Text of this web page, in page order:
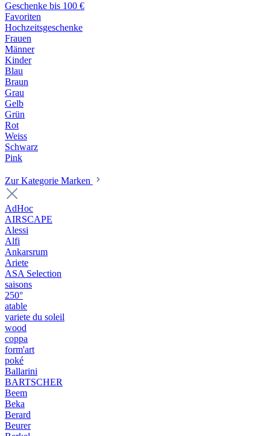
Geschenke bis 100 €
Favoriten
Hochzeitsgeschenke
Frauen
Männer
Kinder
Blau
Braun
Grau
Gelb
Grün
Rot
Weiss
Schwarz
Pink
Zur Kategorie Marken
AdHoc
AIRSCAPE
Alessi
Alfi
Ankarsrum
Ariete
ASA Selection
saisons
250°
atable
variete du soleil
wood
coppa
form'art
poké
Ballarini
BARTSCHER
Beem
Beka
Berard
Beurer